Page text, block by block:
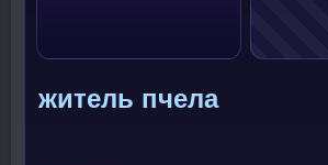
житель пчела